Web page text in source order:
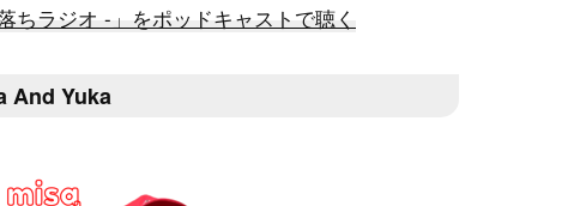
ちラジオ -」をポッドキャストで聴く
And Yuka